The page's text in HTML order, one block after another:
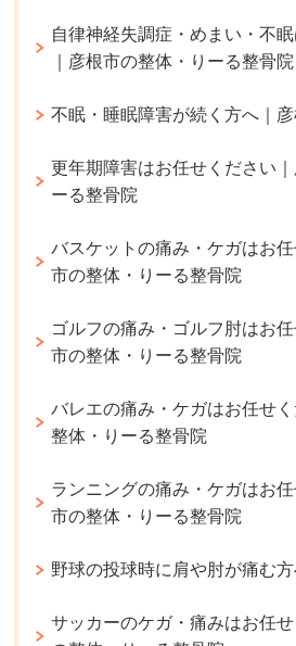
自律神経失調症・めまい・不
｜彦根市の整体・りーる整骨院
不眠・睡眠障害が続く方へ｜
更年期障害はお任せください
ーる整骨院
バスケットの痛み・ケガはお
市の整体・りーる整骨院
ゴルフの痛み・ゴルフ肘はお
市の整体・りーる整骨院
バレエの痛み・ケガはお任せ
整体・りーる整骨院
ランニングの痛み・ケガはお
市の整体・りーる整骨院
野球の投球時に肩や肘が痛む
サッカーのケガ・痛みはお任